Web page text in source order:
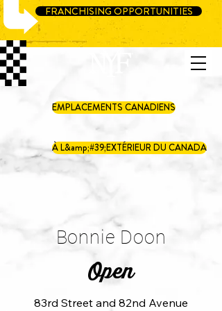
FRANCHISING OPPORTUNITIES
EMPLACEMENTS CANADIENS
À L&amp;#39;EXTÉRIEUR DU CANADA
Bonnie Doon
Open
83rd Street and 82nd Avenue